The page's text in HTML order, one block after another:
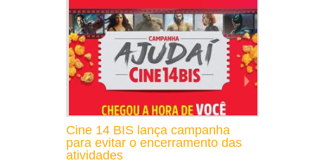
Cine 14 BIS lança campanha
para evitar o encerramento das
atividades